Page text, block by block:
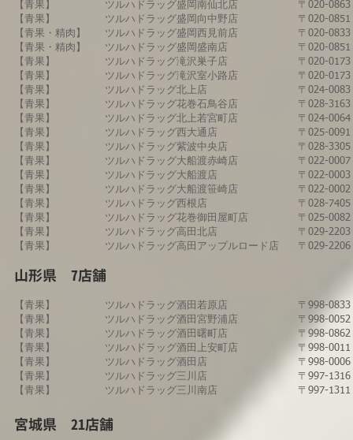
【青果】
【青果】
​【青果・精肉】
【青果・精肉】
【青果】
【青果】
【青果】
【青果】
【青果】
【青果】
【青果】
【青果】
【青果】
​【青果】​
​【青果】
​【青果】
【青果】
​【青果】
ツルハドラッグ​盛岡南仙北店
ツルハドラッグ​盛岡向中野店
​ツルハドラッグ盛岡西見前店
​ツルハドラッグ盛岡盛南店
ツルハドラッグ滝沢巣子店
ツルハドラッグ滝沢室小路店
​ツルハドラッグ北上店
ツルハドラッグ花巻石鳥谷店
ツルハドラッグ​北上若宮町店​
ツルハドラッグ西大通店
ツルハドラッグ紫波中央店
ツルハドラッグ大船渡赤崎店
ツルハドラッグ大船渡店
​ツルハドラッグ大船渡笹崎店
​ツルハドラッグ西根店
​ツルハドラッグ花巻御田屋町店
​ツルハドラッグ高田北店
ツルハドラッグ高田アップルロード店
〒020-
〒020-
〒020-
〒020-
〒020-
〒020-
〒024-
〒028-
〒024-
〒025-
〒028-
〒022-
〒022-
〒022-
〒028-
〒025-
〒029-
〒029-
​山形県 7店舗
【青果】
【青果】​
【青果】
【青果】
【青果】​
【青果】
​【青果】
​ツルハドラッグ​酒田若原店
ツルハドラッグ酒田宮野浦店
ツルハドラッグ酒田曙町店
​ツルハドラッグ酒田上安町店
ツルハドラッグ酒田店
ツルハドラッグ三川店
​ツルハドラッグ三川南店
〒998-
〒998-
〒998-
〒998-
〒998-
〒997-
〒997-
​宮城県 21店舗